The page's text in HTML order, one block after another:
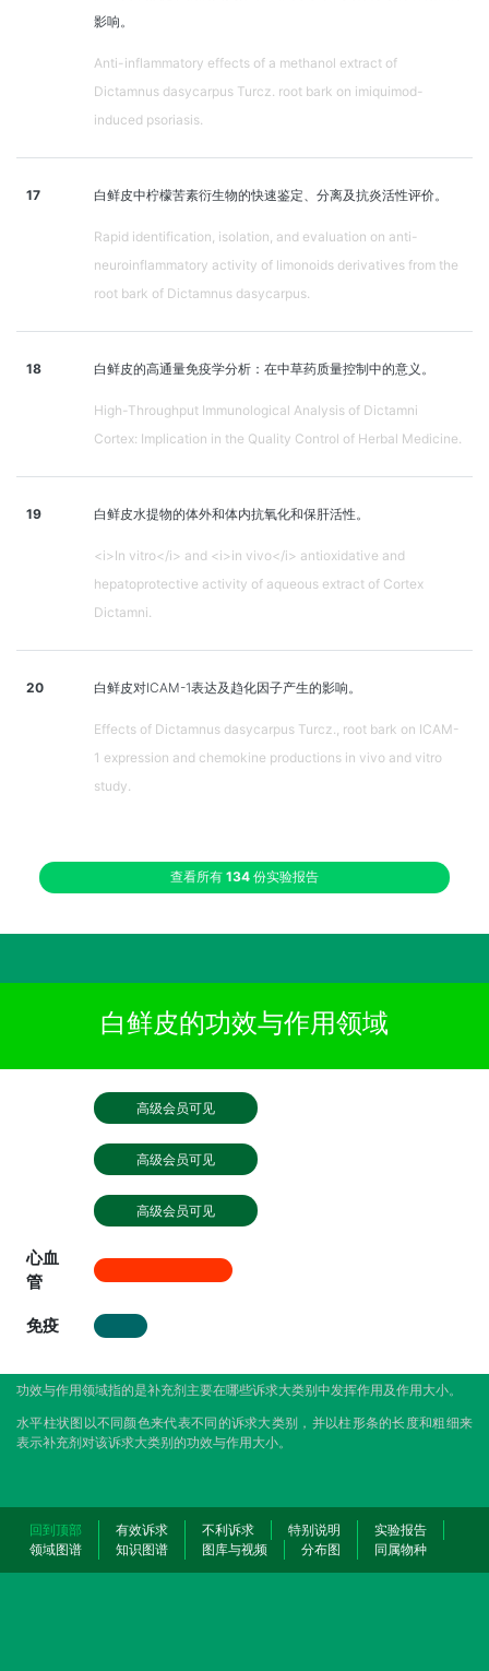
影响。
Anti-inflammatory effects of a methanol extract of
Dictamnus dasycarpus Turcz. root bark on imiquimod-
induced psoriasis.
17 白鲜皮中柠檬苦素衍生物的快速鉴定、分离及抗炎活性评价。
Rapid identification, isolation, and evaluation on anti-
neuroinflammatory activity of limonoids derivatives from the
root bark of Dictamnus dasycarpus.
18 白鲜皮的高通量免疫学分析：在中草药质量控制中的意义。
High-Throughput Immunological Analysis of Dictamni
Cortex: Implication in the Quality Control of Herbal Medicine.
19 白鲜皮水提物的体外和体内抗氧化和保肝活性。
<i>In vitro</i> and <i>in vivo</i> antioxidative and
hepatoprotective activity of aqueous extract of Cortex
Dictamni.
20 白鲜皮对ICAM-1表达及趋化因子产生的影响。
Effects of Dictamnus dasycarpus Turcz., root bark on ICAM-
1 expression and chemokine productions in vivo and vitro
study.
查看所有 134 份实验报告
白鲜皮的功效与作用领域
高级会员可见
高级会员可见
高级会员可见
心血
管
免疫
功效与作用领域指的是补充剂主要在哪些诉求大类别中发挥作用及作用大小。
水平柱状图以不同颜色来代表不同的诉求大类别，并以柱形条的长度和粗细来
表示补充剂对该诉求大类别的功效与作用大小。
回到顶部 有效诉求 不利诉求 特别说明
实验报告
领域图谱
知识图谱 图库与视频 分布图 同属物种